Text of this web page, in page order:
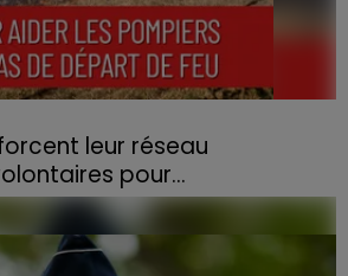
leur réseau
pour...
et aux risques de départs de feu,
des Vosges a lancé un appel
pour venir en aide...